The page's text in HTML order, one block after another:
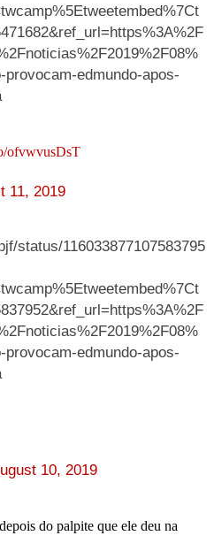
edmundo-apos-
ofvwvusDsT
11, 2019
status/116033877107583795
edmundo-apos-
10, 2019
do palpite que ele deu na